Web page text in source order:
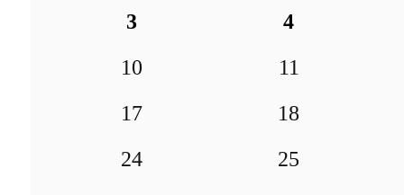
3
4
10
11
17
18
24
25